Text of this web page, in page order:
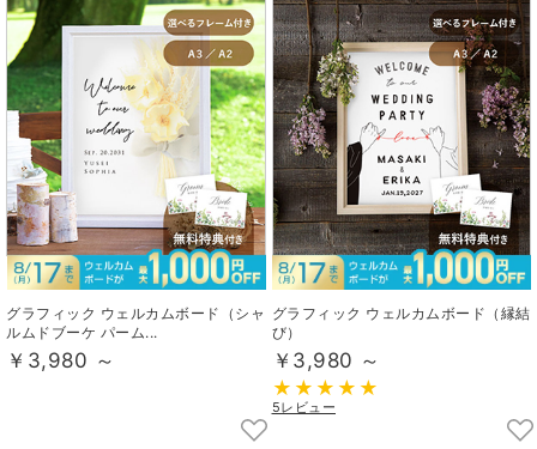
グラフィック ウェルカムボード（シャ
ルムドブーケ パーム...
￥3,980 ～
グラフィック ウェルカムボード（縁結
び）
￥3,980 ～
5レビュー